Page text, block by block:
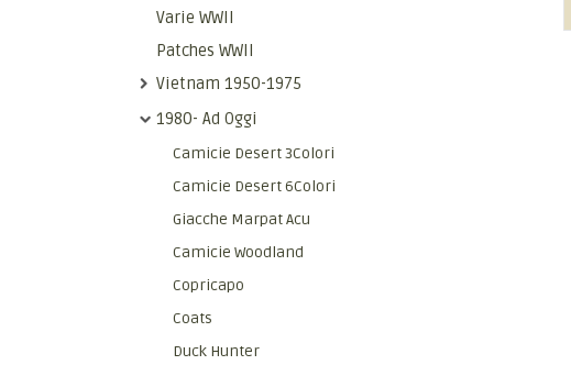
Varie WWII
Patches WWII
Vietnam 1950-1975
1980- Ad Oggi
Camicie Desert 3Colori
Camicie Desert 6Colori
Giacche Marpat Acu
Camicie Woodland
Copricapo
Coats
Duck Hunter